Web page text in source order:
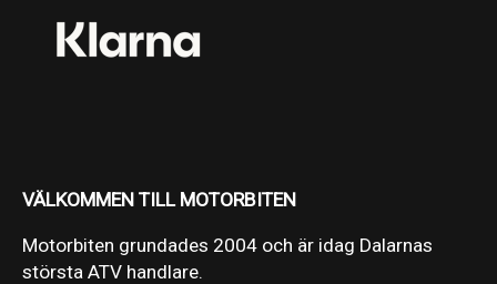
VÄLKOMMEN TILL MOTORBITEN
Motorbiten grundades 2004 och är idag Dalarnas
största ATV handlare.